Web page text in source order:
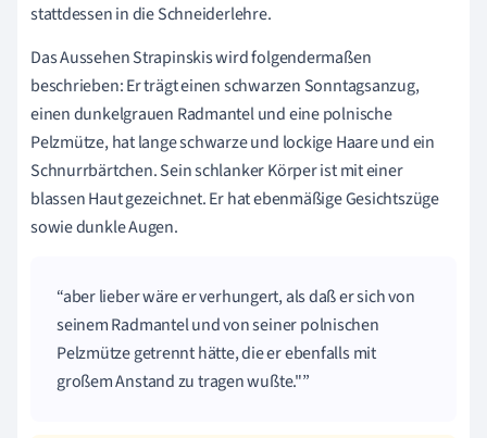
stattdessen in die Schneiderlehre.
Das Aussehen Strapinskis wird folgendermaßen
beschrieben: Er trägt einen schwarzen Sonntagsanzug,
einen dunkelgrauen Radmantel und eine polnische
Pelzmütze, hat lange schwarze und lockige Haare und ein
Schnurrbärtchen. Sein schlanker Körper ist mit einer
blassen Haut gezeichnet. Er hat ebenmäßige Gesichtszüge
sowie dunkle Augen.
aber lieber wäre er verhungert, als daß er sich von
seinem Radmantel und von seiner polnischen
Pelzmütze getrennt hätte, die er ebenfalls mit
großem Anstand zu tragen wußte."